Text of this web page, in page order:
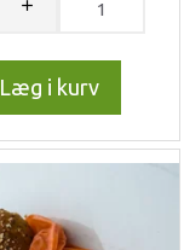
Læg i kurv